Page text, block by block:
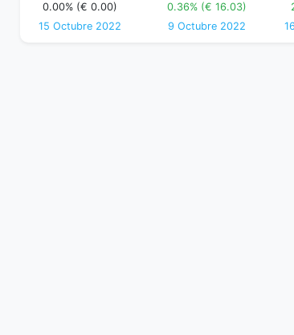
0.00% (€ 0.00)
15 Octubre 2022
0.36% (€ 16.03)
9 Octubre 2022